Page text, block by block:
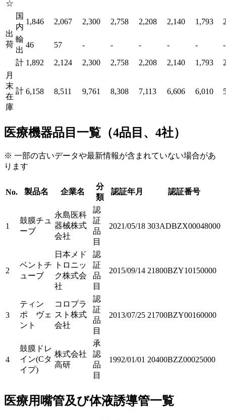
☆
出
荷
国
内
1,846 2,067 2,300 2,758 2,208 2,140 1,793
輸
出
46 57 - - - - - -
計 1,892 2,124 2,300 2,758 2,208 2,140 1,793
月
末
在
庫
計 6,158 8,511 9,761 8,308 7,113 6,606 6,010
医療機器品目一覧（4品目、4社）
※ 一部の古いデータや最新情報が含まれていない場合があ
ります
No. 製品名 企業名
分
類
認証年月 認証番号
1
鼓膜チュ
ーブ
永島医科
器械株式
会社
認
証
品
目
2021/05/18 303ADBZX00048000
2
ベントチ
ューブ
日本メド
トロニッ
ク株式会
社
認
証
品
目
2015/09/14 21800BZY10150000
3
ティン
ポ ヴェ
ント
コロプラ
スト株式
会社
認
証
品
目
2013/07/25 21700BZY00160000
4
鼓膜ドレ
イン(Cタ
イプ)
株式会社
高研
承
認
品
目
1992/01/01 20400BZZ00025000
医療用嘴管及び体液誘導管一覧